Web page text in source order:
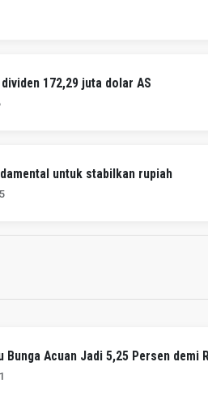
172,29 juta dolar AS
untuk stabilkan rupiah
Bunga Acuan Jadi 5,25 Persen demi